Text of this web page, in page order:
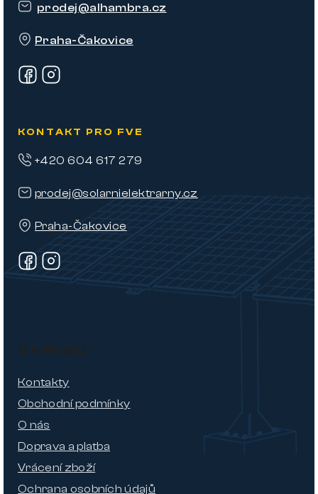
prodej@alhambra.cz
Praha-Čakovice
KONTAKT PRO FVE
prodej@solarnielektrarny.cz
Praha-Čakovice
+420 604 617 279
O nákupu
Kontakty
Obchodní podmínky
O nás
Doprava a platba
Vrácení zboží
Ochrana osobních údajů